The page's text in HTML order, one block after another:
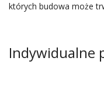
których budowa może
Indywidualne